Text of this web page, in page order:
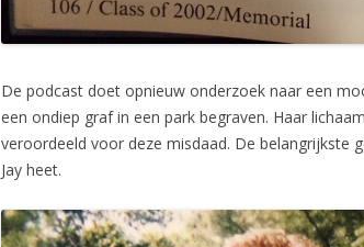
De podcast doet opnieuw onderzoek naar een
een ondiep graf in een park begraven. Haar
veroordeeld voor deze misdaad. De belangrijkste
Jay heet.